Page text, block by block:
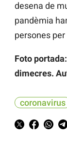
desena de
pandèmia
persones
Foto
dimecres.
coronavirus